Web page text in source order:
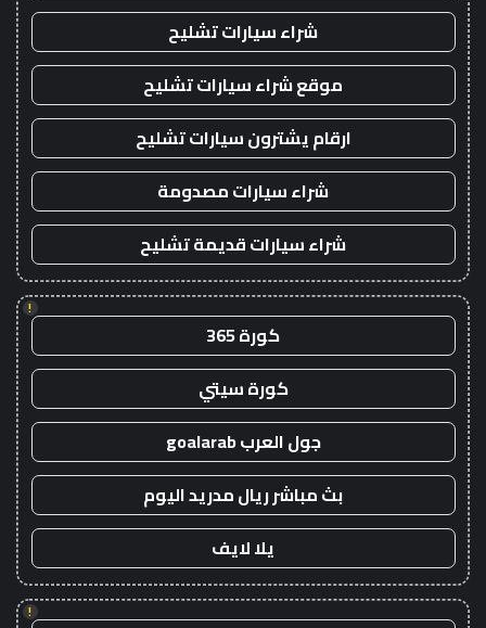
شراء سيارات تشليح
موقع شراء سيارات تشليح
ارقام يشترون سيارات تشليح
شراء سيارات مصدومة
شراء سيارات قديمة تشليح
!
كورة 365
كورة سيتي
جول العرب goalarab
بث مباشر ريال مدريد اليوم
يلا لايف
!